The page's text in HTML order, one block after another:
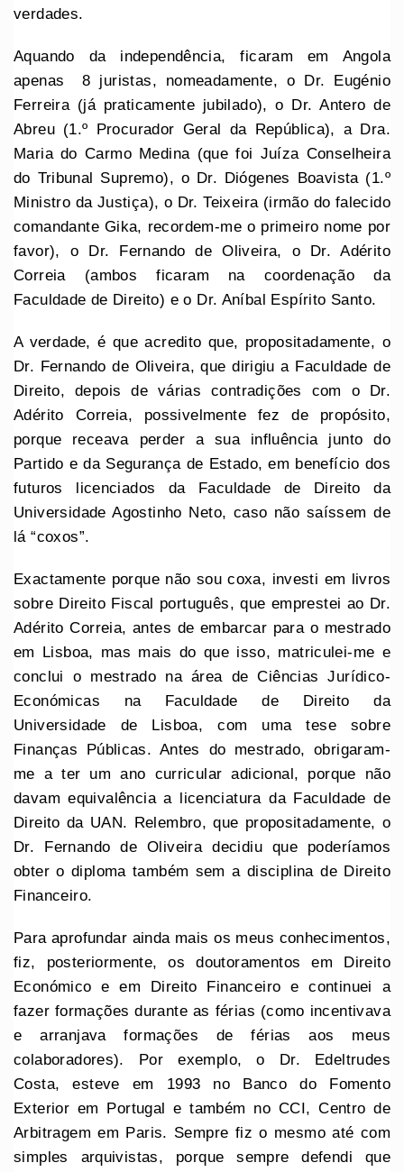
verdades.
Aquando da independência, ficaram em Angola
apenas 8 juristas, nomeadamente, o Dr. Eugénio
Ferreira (já praticamente jubilado), o Dr. Antero de
Abreu (1.º Procurador Geral da República), a Dra.
Maria do Carmo Medina (que foi Juíza Conselheira
do Tribunal Supremo), o Dr. Diógenes Boavista (1.º
Ministro da Justiça), o Dr. Teixeira (irmão do falecido
comandante Gika, recordem-me o primeiro nome por
favor), o Dr. Fernando de Oliveira, o Dr. Adérito
Correia (ambos ficaram na coordenação da
Faculdade de Direito) e o Dr. Aníbal Espírito Santo.
A verdade, é que acredito que, propositadamente, o
Dr. Fernando de Oliveira, que dirigiu a Faculdade de
Direito, depois de várias contradições com o Dr.
Adérito Correia, possivelmente fez de propósito,
porque receava perder a sua influência junto do
Partido e da Segurança de Estado, em benefício dos
futuros licenciados da Faculdade de Direito da
Universidade Agostinho Neto, caso não saíssem de
lá “coxos”.
Exactamente porque não sou coxa, investi em livros
sobre Direito Fiscal português, que emprestei ao Dr.
Adérito Correia, antes de embarcar para o mestrado
em Lisboa, mas mais do que isso, matriculei-me e
conclui o mestrado na área de Ciências Jurídico-
Económicas na Faculdade de Direito da
Universidade de Lisboa, com uma tese sobre
Finanças Públicas. Antes do mestrado, obrigaram-
me a ter um ano curricular adicional, porque não
davam equivalência a licenciatura da Faculdade de
Direito da UAN. Relembro, que propositadamente, o
Dr. Fernando de Oliveira decidiu que poderíamos
obter o diploma também sem a disciplina de Direito
Financeiro.
Para aprofundar ainda mais os meus conhecimentos,
fiz, posteriormente, os doutoramentos em Direito
Económico e em Direito Financeiro e continuei a
fazer formações durante as férias (como incentivava
e arranjava formações de férias aos meus
colaboradores). Por exemplo, o Dr. Edeltrudes
Costa, esteve em 1993 no Banco do Fomento
Exterior em Portugal e também no CCI, Centro de
Arbitragem em Paris. Sempre fiz o mesmo até com
simples arquivistas, porque sempre defendi que